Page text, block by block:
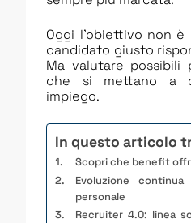
Oggi l’obiettivo non
candidato giusto
Ma valutare possibili
che si mettano a
impiego.
In questo articolo
Scopri che benefit
Evoluzione
personale
Recruiter 4.0: linea